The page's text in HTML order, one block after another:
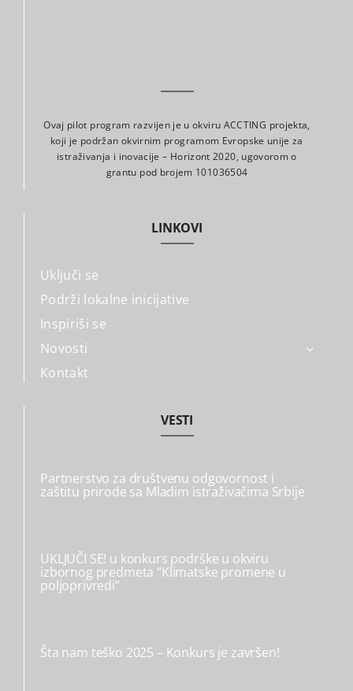
Ovaj pilot program razvijen je u okviru ACCTING projekta,
koji je podržan okvirnim programom Evropske unije za
istraživanja i inovacije – Horizont 2020, ugovorom o
grantu pod brojem 101036504
LINKOVI
Uključi se
Podrži lokalne inicijative
Inspiriši se
Novosti
Kontakt
VESTI
Partnerstvo za društvenu odgovornost i
zaštitu prirode sa Mladim istraživačima Srbije
UKLJUČI SE! u konkurs podrške u okviru
izbornog predmeta “Klimatske promene u
poljoprivredi”
Šta nam teško 2025 – Konkurs je završen!